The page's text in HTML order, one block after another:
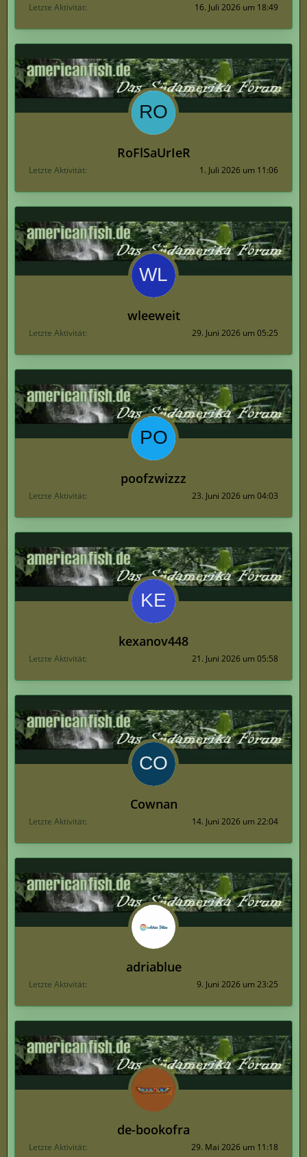
Letzte Aktivität 16. Juli 2026 um 18:49
RoFlSaUrIeR
Letzte Aktivität 1. Juli 2026 um 11:06
wleeweit
Letzte Aktivität 29. Juni 2026 um 05:25
poofzwizzz
Letzte Aktivität 23. Juni 2026 um 04:03
kexanov448
Letzte Aktivität 21. Juni 2026 um 05:58
Cownan
Letzte Aktivität 14. Juni 2026 um 22:04
adriablue
Letzte Aktivität 9. Juni 2026 um 23:25
de-bookofra
Letzte Aktivität 29. Mai 2026 um 11:18